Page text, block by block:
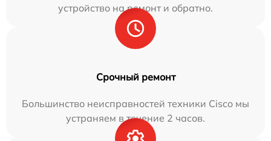
устройство на ремонт и обратно.
Срочный ремонт
Большинство неисправностей техники Cisco мы
устраняем в течение 2 часов.